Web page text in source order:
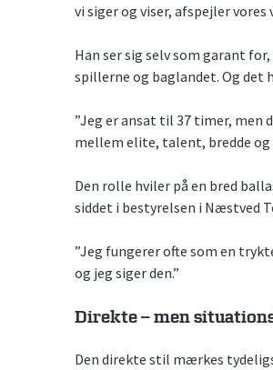
vi siger og viser, afspejler vores
Han ser sig selv som garant
spillerne og baglandet. Og det
”Jeg er ansat til 37 timer, men
mellem elite, talent, bredde og
Den rolle hviler på en bred
siddet i bestyrelsen i Næstved
”Jeg fungerer ofte som en
og jeg siger den.”
Direkte – men
Den direkte stil mærkes